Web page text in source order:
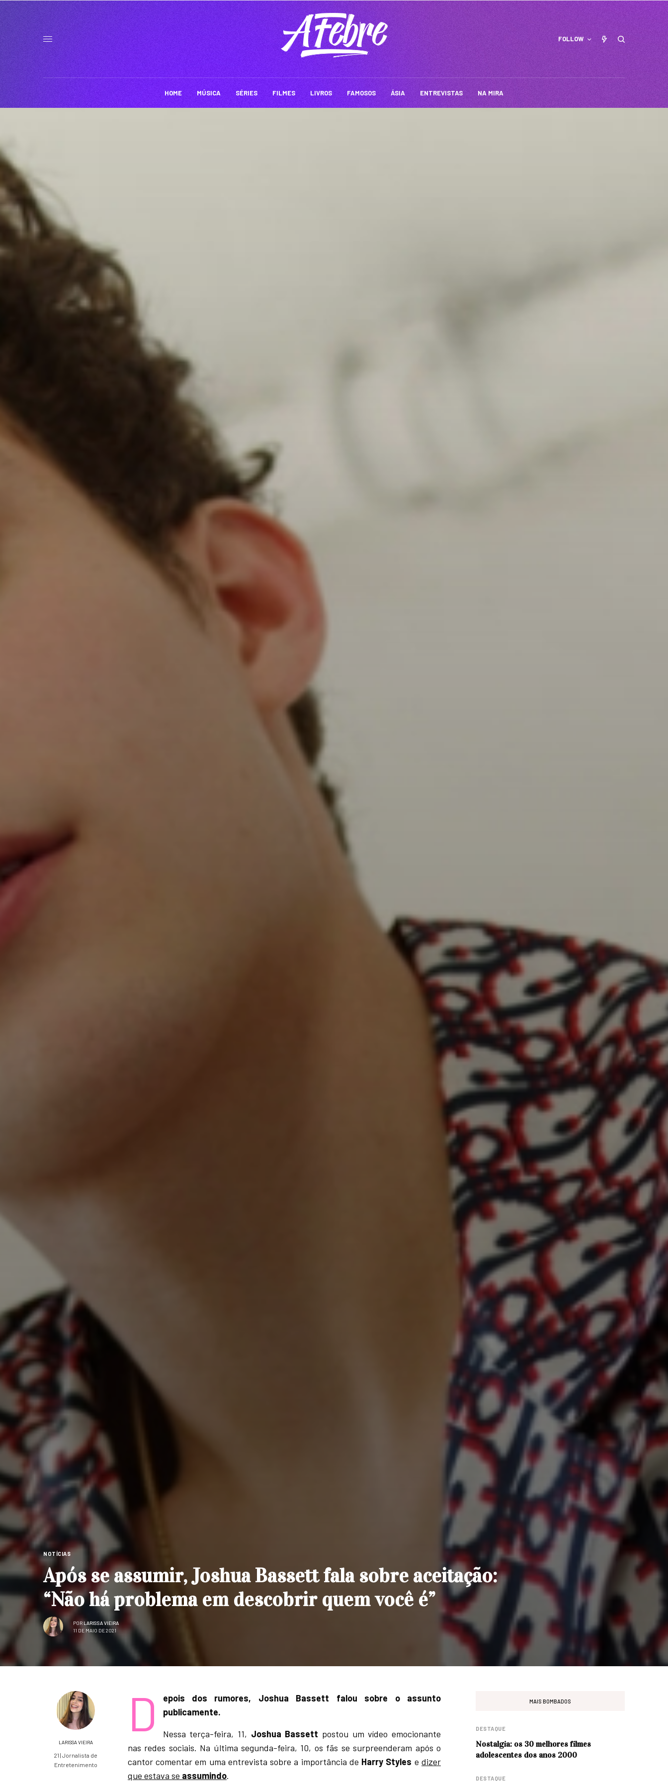
FOLLOW
HOME MÚSICA SÉRIES FILMES LIVROS FAMOSOS ÁSIA ENTREVISTAS NA MIRA
NOTÍCIAS
Após se assumir, Joshua Bassett fala sobre aceitação:
“Não há problema em descobrir quem você é”
PORLARISSA VIEIRA
11 DE MAIO DE 2021
LARISSA VIEIRA
21 | Jornalista de
Entretenimento
D
epois dos rumores, Joshua Bassett falou sobre o assunto
publicamente.
Nessa terça-feira, 11, Joshua Bassett postou um vídeo emocionante
nas redes sociais. Na última segunda-feira, 10, os fãs se surpreenderam após o
cantor comentar em uma entrevista sobre a importância de Harry Styles e dizer
que estava se assumindo.
MAIS BOMBADOS
DESTAQUE
Nostalgia: os 30 melhores filmes
adolescentes dos anos 2000
DESTAQUE